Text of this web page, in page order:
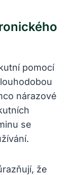
pomocí
nárazové
se
že